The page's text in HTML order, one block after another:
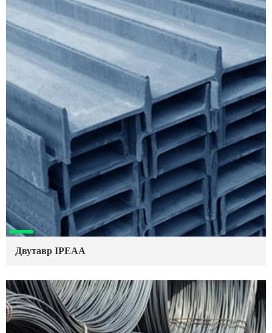
Двутавр IPEAA